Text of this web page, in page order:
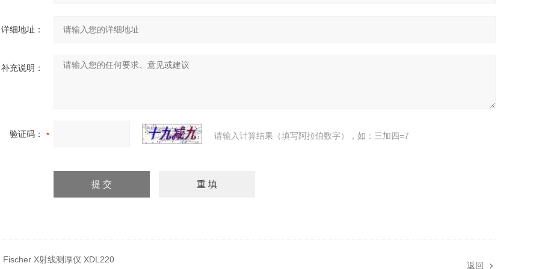
详细地址：
补充说明：
验证码： 请输入计算结果（填写阿拉伯数字），如：三加四=7
Fischer X射线测厚仪 XDL220
返回